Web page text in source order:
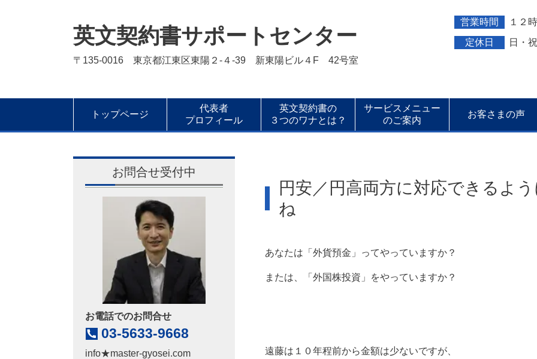
英文契約書サポートセンター
〒135-0016 東京都江東区東陽２-４-39 新東陽ビル４F 42号室
営業時間 １２
定休日 日・
トップページ
代表者
プロフィール
英文契約書の
３つのワナとは？
サービスメニュー
のご案内
お客さまの声
円安／円高両方に対応できるよ
ね
あなたは「外貨預金」ってやっていますか？
または、「外国株投資」をやっていますか？
遠藤は１０年程前から金額は少ないですが、
お問合せ受付中
お電話でのお問合せ
03-5633-9668
info★master-gyosei.com